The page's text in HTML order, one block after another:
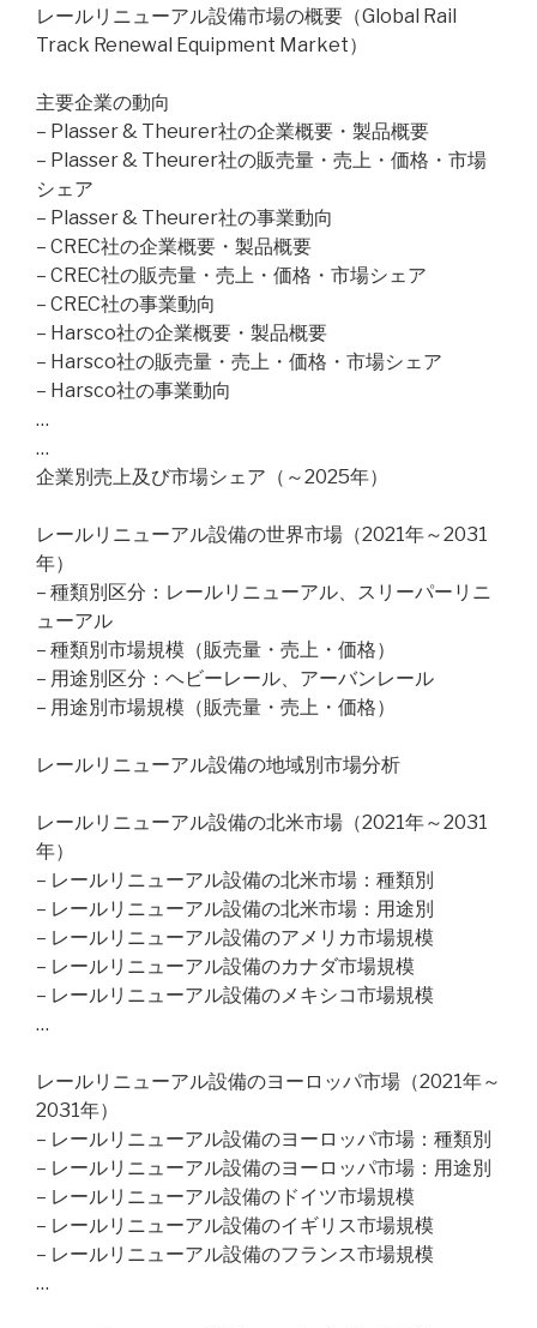
レールリニューアル設備市場の概要（Global Rail
Track Renewal Equipment Market）
主要企業の動向
– Plasser & Theurer社の企業概要・製品概要
– Plasser & Theurer社の販売量・売上・価格・市場
シェア
– Plasser & Theurer社の事業動向
– CREC社の企業概要・製品概要
– CREC社の販売量・売上・価格・市場シェア
– CREC社の事業動向
– Harsco社の企業概要・製品概要
– Harsco社の販売量・売上・価格・市場シェア
– Harsco社の事業動向
…
…
企業別売上及び市場シェア（～2025年）
レールリニューアル設備の世界市場（2021年～2031
年）
– 種類別区分：レールリニューアル、スリーパーリニ
ューアル
– 種類別市場規模（販売量・売上・価格）
– 用途別区分：ヘビーレール、アーバンレール
– 用途別市場規模（販売量・売上・価格）
レールリニューアル設備の地域別市場分析
レールリニューアル設備の北米市場（2021年～2031
年）
– レールリニューアル設備の北米市場：種類別
– レールリニューアル設備の北米市場：用途別
– レールリニューアル設備のアメリカ市場規模
– レールリニューアル設備のカナダ市場規模
– レールリニューアル設備のメキシコ市場規模
…
レールリニューアル設備のヨーロッパ市場（2021年～
2031年）
– レールリニューアル設備のヨーロッパ市場：種類別
– レールリニューアル設備のヨーロッパ市場：用途別
– レールリニューアル設備のドイツ市場規模
– レールリニューアル設備のイギリス市場規模
– レールリニューアル設備のフランス市場規模
…